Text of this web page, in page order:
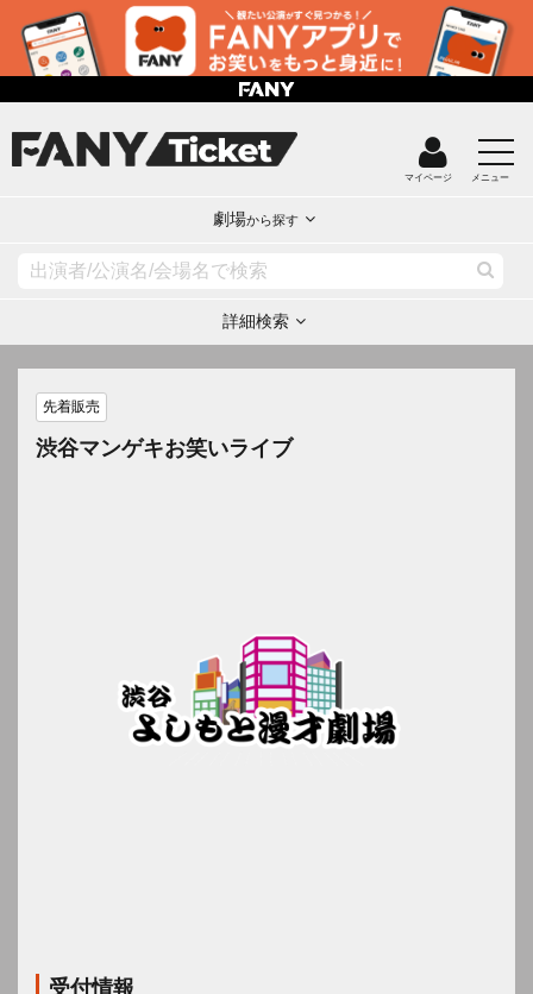
マイページ メニュー
劇場から探す
詳細検索
先着販売
渋谷マンゲキお笑いライブ
受付情報